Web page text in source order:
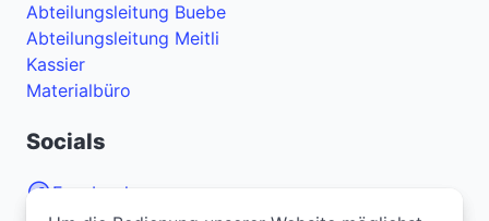
Abteilungsleitung Buebe
Abteilungsleitung Meitli
Kassier
Materialbüro
Socials
Facebook